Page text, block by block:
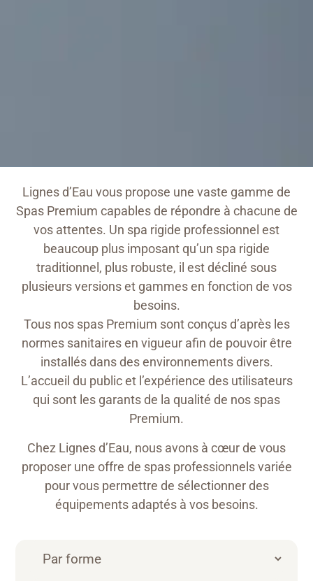
Lignes d’Eau vous propose une vaste gamme de
Spas Premium capables de répondre à chacune de
vos attentes. Un spa rigide professionnel est
beaucoup plus imposant qu’un spa rigide
traditionnel, plus robuste, il est décliné sous
plusieurs versions et gammes en fonction de vos
besoins.
Tous nos spas Premium sont conçus d’après les
normes sanitaires en vigueur afin de pouvoir être
installés dans des environnements divers.
L’accueil du public et l’expérience des utilisateurs
qui sont les garants de la qualité de nos spas
Premium.
Chez Lignes d’Eau, nous avons à cœur de vous
proposer une offre de spas professionnels variée
pour vous permettre de sélectionner des
équipements adaptés à vos besoins.